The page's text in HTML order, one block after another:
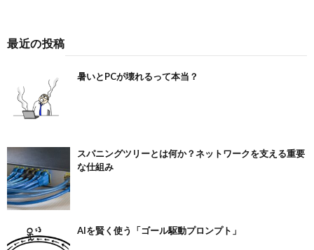
最近の投稿
暑いとPCが壊れるって本当？
スパニングツリーとは何か？ネットワークを支える重要
な仕組み
AIを賢く使う「ゴール駆動プロンプト」